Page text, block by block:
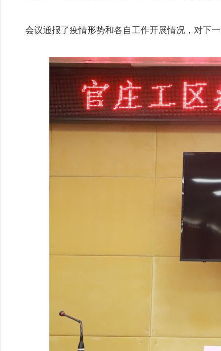
会议通报了疫情形势和各自工作开展情况，对下